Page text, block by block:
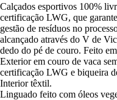
Calçados esportivos 100%
certificação LWG, que
gestão de resíduos no
alcançado através do V de
dedo do pé de couro. Feito
Exterior em couro de vaca
certificação LWG e biqueira
Interior têxtil.
Linguado feito com óleos